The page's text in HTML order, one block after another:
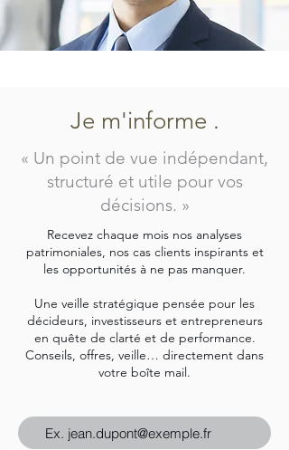
Je m'informe .
« Un point de vue indépendant,
structuré et utile pour vos
décisions. »
Recevez chaque mois nos analyses
patrimoniales, nos cas clients inspirants et
les opportunités à ne pas manquer.
Une veille stratégique pensée pour les
décideurs, investisseurs et entrepreneurs
en quête de clarté et de performance.
Conseils, offres, veille… directement dans
votre boîte mail.